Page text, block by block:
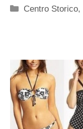
Categorie
Centro Storico,